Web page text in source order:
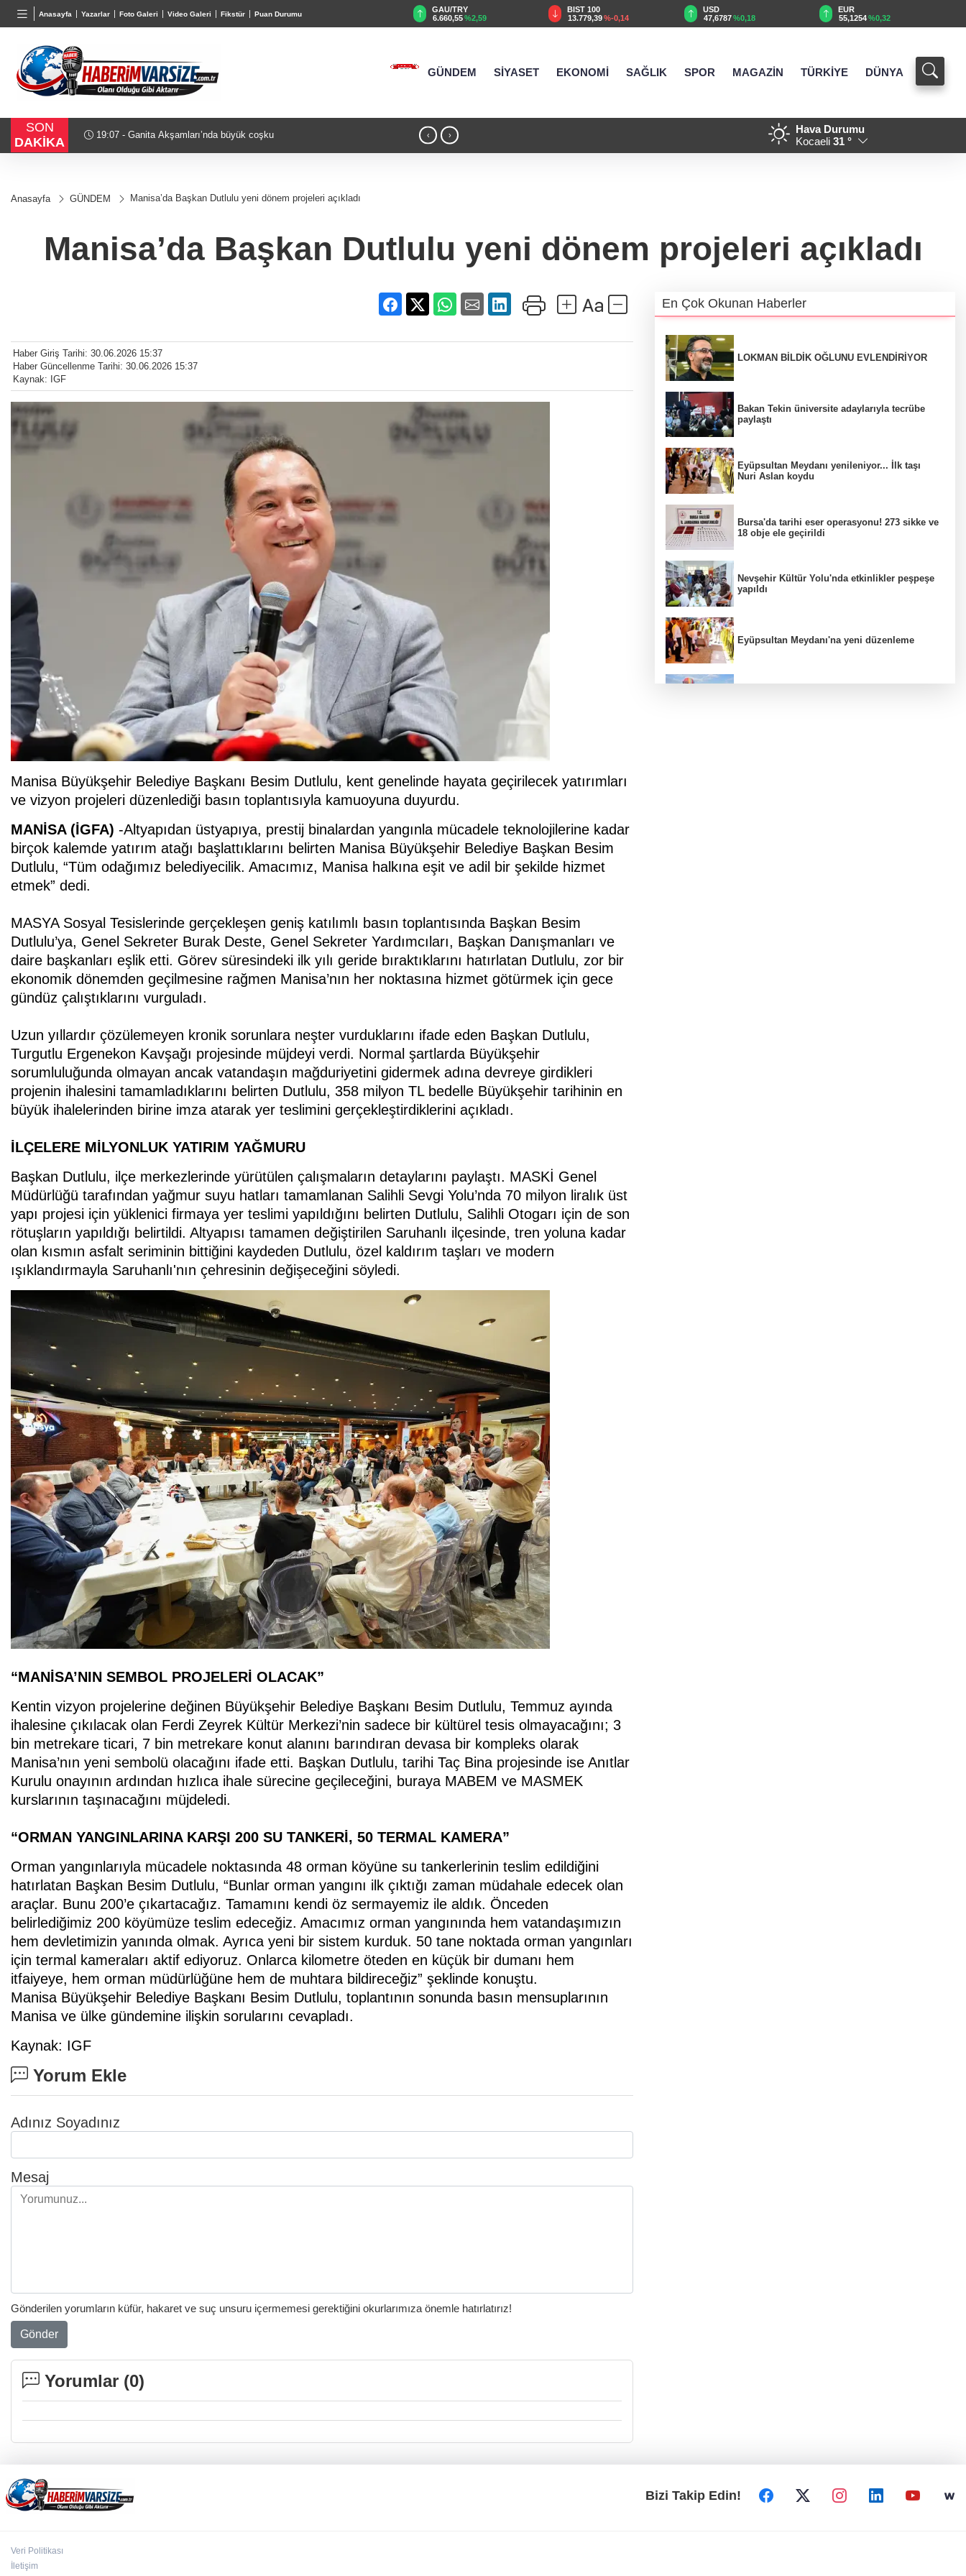
Anasayfa Yazarlar Foto Galeri Video Galeri Fikstür Puan Durumu
BGN
27,9743 %-0,22
VND
0,0018%0,32
6.660,55
BIST 100
13.779,39%-0,14
USD
47,6787%0,18
EUR
55,1254 %0,32
GBP
64,3468 %0,38
GÜNDEM SİYASET EKONOMİ SAĞLIK SPOR MAGAZİN TÜRKİYE DÜNYA
SON
DAKİKA
18:51 - Akustik sahne yaz akşamlarına ritim katıyor 18:37 - Denizli'de 160 milyon
‹ ›
Hava Durumu
Kocaeli 31 °
Anasayfa GÜNDEM Manisa’da Başkan Dutlulu yeni dönem projeleri açıkladı
Manisa’da Başkan Dutlulu yeni dönem projeleri açıkladı
Haber Giriş Tarihi: 30.06.2026 15:37
Haber Güncellenme Tarihi: 30.06.2026 15:37
Kaynak: IGF
Manisa Büyükşehir Belediye Başkanı Besim Dutlulu, kent genelinde hayata geçirilecek yatırımları
ve vizyon projeleri düzenlediği basın toplantısıyla kamuoyuna duyurdu.
MANİSA (İGFA) -Altyapıdan üstyapıya, prestij binalardan yangınla mücadele teknolojilerine kadar
birçok kalemde yatırım atağı başlattıklarını belirten Manisa Büyükşehir Belediye Başkan Besim
Dutlulu, “Tüm odağımız belediyecilik. Amacımız, Manisa halkına eşit ve adil bir şekilde hizmet
etmek” dedi.
MASYA Sosyal Tesislerinde gerçekleşen geniş katılımlı basın toplantısında Başkan Besim
Dutlulu’ya, Genel Sekreter Burak Deste, Genel Sekreter Yardımcıları, Başkan Danışmanları ve
daire başkanları eşlik etti. Görev süresindeki ilk yılı geride bıraktıklarını hatırlatan Dutlulu, zor bir
ekonomik dönemden geçilmesine rağmen Manisa’nın her noktasına hizmet götürmek için gece
gündüz çalıştıklarını vurguladı.
Uzun yıllardır çözülemeyen kronik sorunlara neşter vurduklarını ifade eden Başkan Dutlulu,
Turgutlu Ergenekon Kavşağı projesinde müjdeyi verdi. Normal şartlarda Büyükşehir
sorumluluğunda olmayan ancak vatandaşın mağduriyetini gidermek adına devreye girdikleri
projenin ihalesini tamamladıklarını belirten Dutlulu, 358 milyon TL bedelle Büyükşehir tarihinin en
büyük ihalelerinden birine imza atarak yer teslimini gerçekleştirdiklerini açıkladı.
İLÇELERE MİLYONLUK YATIRIM YAĞMURU
Başkan Dutlulu, ilçe merkezlerinde yürütülen çalışmaların detaylarını paylaştı. MASKİ Genel
Müdürlüğü tarafından yağmur suyu hatları tamamlanan Salihli Sevgi Yolu’nda 70 milyon liralık üst
yapı projesi için yüklenici firmaya yer teslimi yapıldığını belirten Dutlulu, Salihli Otogarı için de son
rötuşların yapıldığı belirtildi. Altyapısı tamamen değiştirilen Saruhanlı ilçesinde, tren yoluna kadar
olan kısmın asfalt seriminin bittiğini kaydeden Dutlulu, özel kaldırım taşları ve modern
ışıklandırmayla Saruhanlı'nın çehresinin değişeceğini söyledi.
“MANİSA’NIN SEMBOL PROJELERİ OLACAK”
Kentin vizyon projelerine değinen Büyükşehir Belediye Başkanı Besim Dutlulu, Temmuz ayında
ihalesine çıkılacak olan Ferdi Zeyrek Kültür Merkezi’nin sadece bir kültürel tesis olmayacağını; 3
bin metrekare ticari, 7 bin metrekare konut alanını barındıran devasa bir kompleks olarak
Manisa’nın yeni sembolü olacağını ifade etti. Başkan Dutlulu, tarihi Taç Bina projesinde ise Anıtlar
Kurulu onayının ardından hızlıca ihale sürecine geçileceğini, buraya MABEM ve MASMEK
kurslarının taşınacağını müjdeledi.
“ORMAN YANGINLARINA KARŞI 200 SU TANKERİ, 50 TERMAL KAMERA”
Orman yangınlarıyla mücadele noktasında 48 orman köyüne su tankerlerinin teslim edildiğini
hatırlatan Başkan Besim Dutlulu, “Bunlar orman yangını ilk çıktığı zaman müdahale edecek olan
araçlar. Bunu 200’e çıkartacağız. Tamamını kendi öz sermayemiz ile aldık. Önceden
belirlediğimiz 200 köyümüze teslim edeceğiz. Amacımız orman yangınında hem vatandaşımızın
hem devletimizin yanında olmak. Ayrıca yeni bir sistem kurduk. 50 tane noktada orman yangınları
için termal kameraları aktif ediyoruz. Onlarca kilometre öteden en küçük bir dumanı hem
itfaiyeye, hem orman müdürlüğüne hem de muhtara bildireceğiz” şeklinde konuştu.
Manisa Büyükşehir Belediye Başkanı Besim Dutlulu, toplantının sonunda basın mensuplarının
Manisa ve ülke gündemine ilişkin sorularını cevapladı.
Kaynak: IGF
Yorum Ekle
Adınız Soyadınız
Mesaj
Gönderilen yorumların küfür, hakaret ve suç unsuru içermemesi gerektiğini okurlarımıza önemle hatırlatırız!
Gönder
Yorumlar (0)
En Çok Okunan Haberler
LOKMAN BİLDİK OĞLUNU EVLENDİRİYOR
Bakan Tekin üniversite adaylarıyla tecrübe
paylaştı
Eyüpsultan Meydanı yenileniyor... İlk taşı
Nuri Aslan koydu
Bursa'da tarihi eser operasyonu! 273 sikke ve
18 obje ele geçirildi
Nevşehir Kültür Yolu'nda etkinlikler peşpeşe
yapıldı
Eyüpsultan Meydanı'na yeni düzenleme
Bizi Takip Edin!
Veri Politikası
İletişim